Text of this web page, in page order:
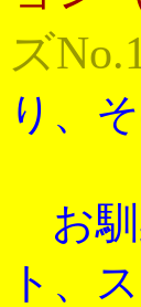
ズ
り、
お馴
ト、